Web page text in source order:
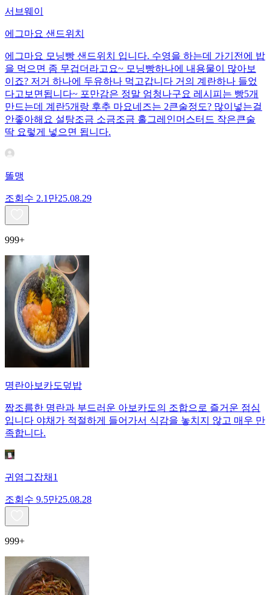
서브웨이
에그마요 샌드위치
에그마요 모닝빵 샌드위치 입니다. 수영을 하는데 가기전에 밥
을 먹으면 좀 무겁더라고요~ 모닝빵하나에 내용물이 많아보
이죠? 저거 하나에 두유하나 먹고갑니다 거의 계란하나 들었
다고보면됩니다~ 포만감은 정말 엄청나구요 레시피는 빵5개
만드는데 계란5개랑 후추 마요네즈는 2큰술정도? 많이넣는걸
안좋아해요 설탕조금 소금조금 홀그레인머스터드 작은큰술
딱 요렇게 넣으면 됩니다.
똘맹
조회수 2.1만25.08.29
999+
명란아보카도덮밥
짭조름한 명란과 부드러운 아보카도의 조합으로 즐거운 점심
입니다 야채가 적절하게 들어가서 식감을 놓치지 않고 매우 만
족합니다.
귀염그잡채1
조회수 9.5만25.08.28
999+